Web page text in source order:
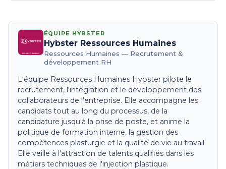
ÉQUIPE HYBSTER
Hybster Ressources Humaines
Ressources Humaines — Recrutement &
développement RH
L'équipe Ressources Humaines Hybster pilote le
recrutement, l'intégration et le développement des
collaborateurs de l'entreprise. Elle accompagne les
candidats tout au long du processus, de la
candidature jusqu'à la prise de poste, et anime la
politique de formation interne, la gestion des
compétences plasturgie et la qualité de vie au travail.
Elle veille à l'attraction de talents qualifiés dans les
métiers techniques de l'injection plastique.